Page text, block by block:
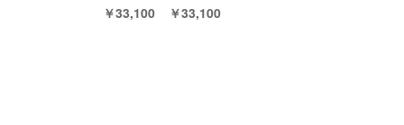
￥33,100
￥33,100